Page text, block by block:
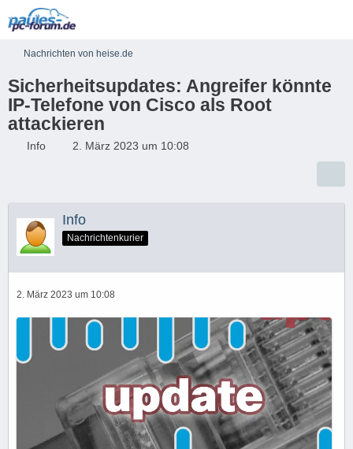
Nachrichten von heise.de
Sicherheitsupdates: Angreifer könnte
IP-Telefone von Cisco als Root
attackieren
Info 2. März 2023 um 10:08
Info
Nachrichtenkurier
2. März 2023 um 10:08